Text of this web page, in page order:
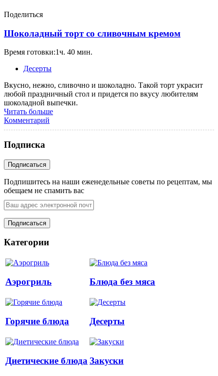
Поделиться
Шоколадный торт со сливочным кремом
Время готовки:1ч. 40 мин.
Десерты
Вкусно, нежно, сливочно и шоколадно. Такой торт украсит
любой праздничный стол и придется по вкусу любителям
шоколадной выпечки.
Читать больше
Комментарий
Подписка
Подпишитесь на наши еженедельные советы по рецептам, мы
обещаем не спамить вас
Категории
Аэрогриль Блюда без мяса
Горячие блюда Десерты
Диетические блюда Закуски